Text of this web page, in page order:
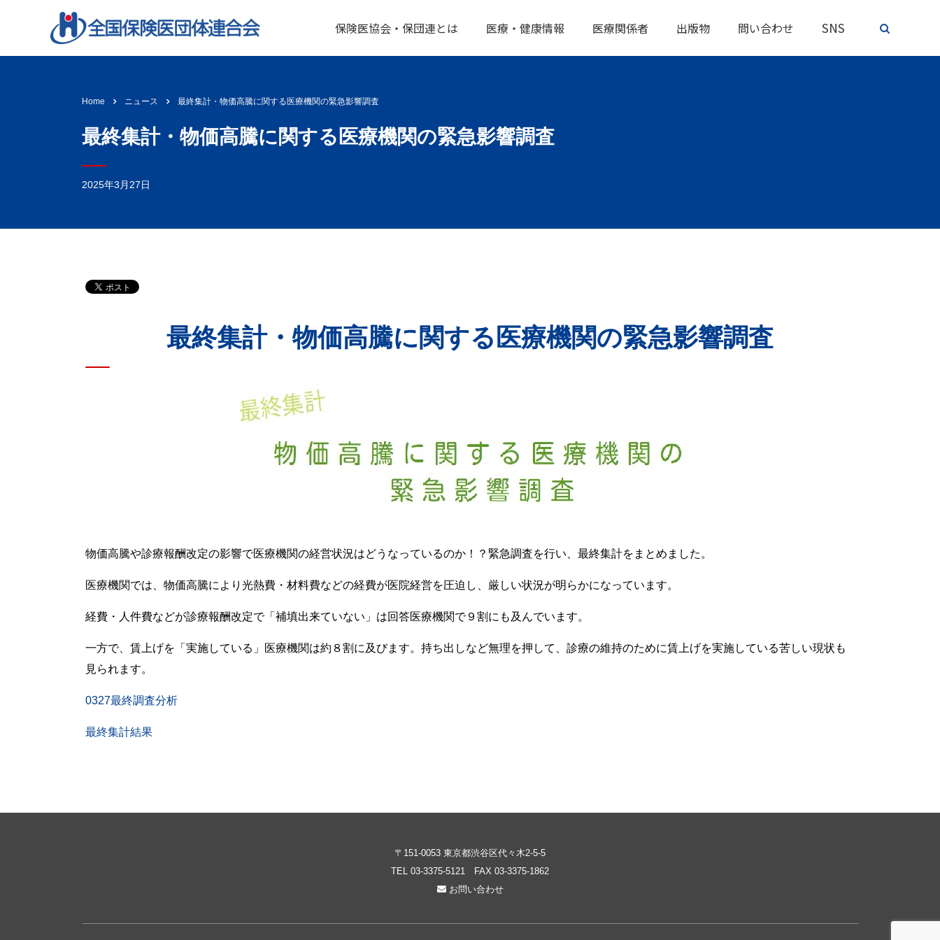
保険医協会・保団連とは 医療・健康情報 医療関係者 出版物 問い合わせ SNS
Home ニュース 最終集計・物価高騰に関する医療機関の緊急影響調査
最終集計・物価高騰に関する医療機関の緊急影響調査
2025年3月27日
最終集計・物価高騰に関する医療機関の緊急影響調査
物価高騰や診療報酬改定の影響で医療機関の経営状況はどうなっているのか！？緊急調査を行い、最終集計をまとめました。
医療機関では、物価高騰により光熱費・材料費などの経費が医院経営を圧迫し、厳しい状況が明らかになっています。
経費・人件費などが診療報酬改定で「補填出来ていない」は回答医療機関で９割にも及んでいます。
一方で、賃上げを「実施している」医療機関は約８割に及びます。持ち出しなど無理を押して、診療の維持のために賃上げを実施している苦しい現状も
見られます。
0327最終調査分析
最終集計結果
〒151-0053 東京都渋谷区代々木2-5-5
TEL 03-3375-5121 FAX 03-3375-1862
お問い合わせ